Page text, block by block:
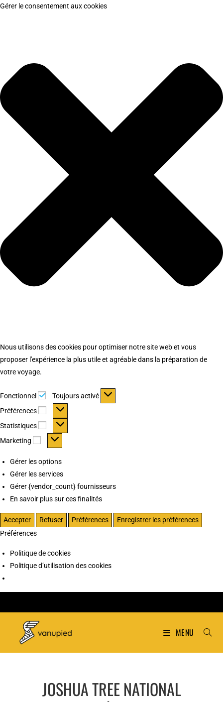
Gérer le consentement aux cookies
Nous utilisons des cookies pour optimiser notre site web et vous
proposer l'expérience la plus utile et agréable dans la préparation de
votre voyage.
Fonctionnel Fonctionnel
Toujours activé
Préférences
Préférences
Statistiques Statistiques
Marketing Marketing
Gérer les options
Gérer les services
Gérer {vendor_count} fournisseurs
En savoir plus sur ces finalités
Accepter Refuser Préférences
Enregistrer les préférences
Préférences
Politique de cookies
Politique d’utilisation des cookies
MENU
JOSHUA TREE NATIONAL